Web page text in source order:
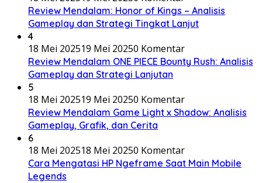
Review Mendalam: Honor of Kings – Analisis
Gameplay dan Strategi Tingkat Lanjut
4
18 Mei 202519 Mei 20250 Komentar
Review Mendalam ONE PIECE Bounty Rush: Analisis
Gameplay dan Strategi Lanjutan
5
18 Mei 202519 Mei 20250 Komentar
Review Mendalam Game Light x Shadow: Analisis
Gameplay, Grafik, dan Cerita
6
18 Mei 202518 Mei 20250 Komentar
Cara Mengatasi HP Ngeframe Saat Main Mobile
Legends